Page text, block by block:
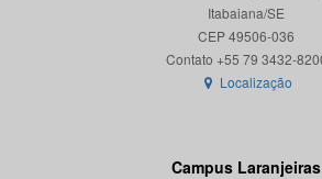
Itabaiana/SE
CEP 49506-036
Localização
Campus Laranjeiras